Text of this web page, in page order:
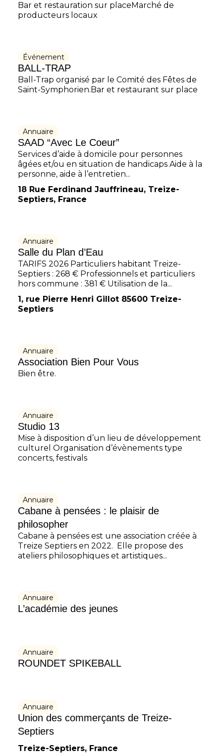
Bar et restauration sur placeMarché de
producteurs locaux
Événement
BALL-TRAP
Ball-Trap organisé par le Comité des Fêtes de
Saint-Symphorien.Bar et restaurant sur place
Annuaire
SAAD “Avec Le Coeur”
Services d’aide à domicile pour personnes
âgées et/ou en situation de handicaps Aide à la
personne, aide à l’entretien...
18 Rue Ferdinand Jauffrineau, Treize-
Septiers, France
Annuaire
Salle du Plan d’Eau
TARIFS 2026 Particuliers habitant Treize-
Septiers : 268 € Professionnels et particuliers
hors commune : 381 € Utilisation de la...
1, rue Pierre Henri Gillot 85600 Treize-
Septiers
Annuaire
Association Bien Pour Vous
Bien être.
Annuaire
Studio 13
Mise à disposition d’un lieu de développement
culturel Organisation d’évènements type
concerts, festivals
Annuaire
Cabane à pensées : le plaisir de
philosopher
Cabane à pensées est une association créée à
Treize Septiers en 2022. Elle propose des
ateliers philosophiques et artistiques...
Annuaire
L’académie des jeunes
Annuaire
ROUNDET SPIKEBALL
Annuaire
Union des commerçants de Treize-
Septiers
Treize-Septiers, France